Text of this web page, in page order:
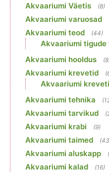
Akvaariumi Väetis (8)
Akvaariumi varuosad
Akvaariumi teod (44)
Akvaariumi
Akvaariumi hooldus
Akvaariumi krevetid
Akvaariumi
Akvaariumi tehnika
Akvaariumi tarvikud
Akvaariumi krabi (9)
Akvaariumi taimed
Akvaariumi aluskapp
Akvaariumi kalad (16)